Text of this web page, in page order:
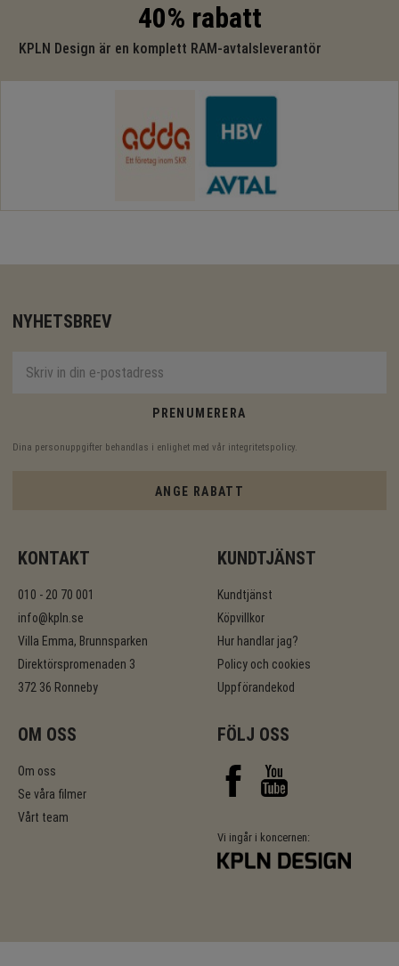
40% rabatt
KPLN Design är en komplett RAM-avtalsleverantör
NYHETSBREV
PRENUMERERA
Dina personuppgifter behandlas i enlighet med vår integritetspolicy
ANGE RABATT
KONTAKT
010 - 20 70 001
info@kpln.se
Villa Emma, Brunnsparken
Direktörspromenaden 3
372 36 Ronneby
KUNDTJÄNST
Kundtjänst
Köpvillkor
Hur handlar jag?
Policy och cookies
Uppförandekod
OM OSS
Om oss
Se våra filmer
Vårt team
FÖLJ OSS
Vi ingår i koncernen: